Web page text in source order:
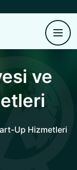
ve
Up Hizmetleri